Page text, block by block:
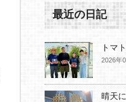
最近の日記
トマ
2026年
晴天